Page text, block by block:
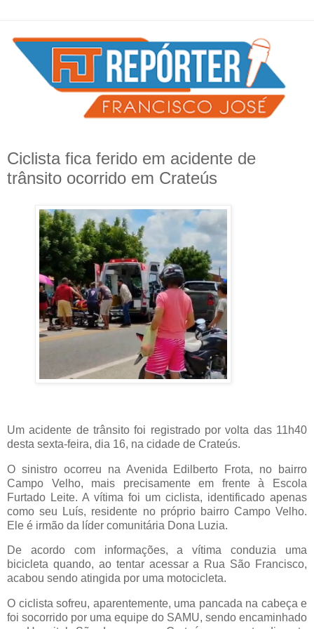
Ciclista fica ferido em acidente de
trânsito ocorrido em Crateús
Um acidente de trânsito foi registrado por volta das 11h40
desta sexta-feira, dia 16, na cidade de Crateús.
O sinistro ocorreu na Avenida Edilberto Frota, no bairro
Campo Velho, mais precisamente em frente à Escola
Furtado Leite. A vítima foi um ciclista, identificado apenas
como seu Luís, residente no próprio bairro Campo Velho.
Ele é irmão da líder comunitária Dona Luzia.
De acordo com informações, a vítima conduzia uma
bicicleta quando, ao tentar acessar a Rua São Francisco,
acabou sendo atingida por uma motocicleta.
O ciclista sofreu, aparentemente, uma pancada na cabeça e
foi socorrido por uma equipe do SAMU, sendo encaminhado